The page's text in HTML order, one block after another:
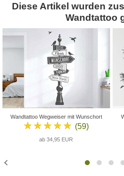
Diese Artikel wurden
Wandtattoo
Wandtattoo Wegweiser mit Wunschort
★★★★★ (59)
ab 34,95 EUR